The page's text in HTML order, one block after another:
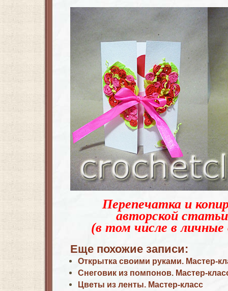
Перепечатка и
авторской
(в том числе в личные
Еще похожие записи:
Открытка своими руками. Мастер-
Снеговик из помпонов. Мастер-
Цветы из ленты. Мастер-класс